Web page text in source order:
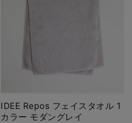
IDEE Repos フェイスタオル 1
カラー モダングレイ